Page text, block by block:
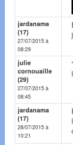
jardanama
(17)
27/07/2015 à
08:29
julie
cornouaille
(29)
27/07/2015 à
08:45
jardanama
(17)
28/07/2015 à
10:21